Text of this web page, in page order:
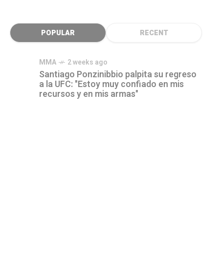
POPULAR RECENT
MMA 2 weeks ago
Santiago Ponzinibbio palpita su regreso
a la UFC: "Estoy muy confiado en mis
recursos y en mis armas"